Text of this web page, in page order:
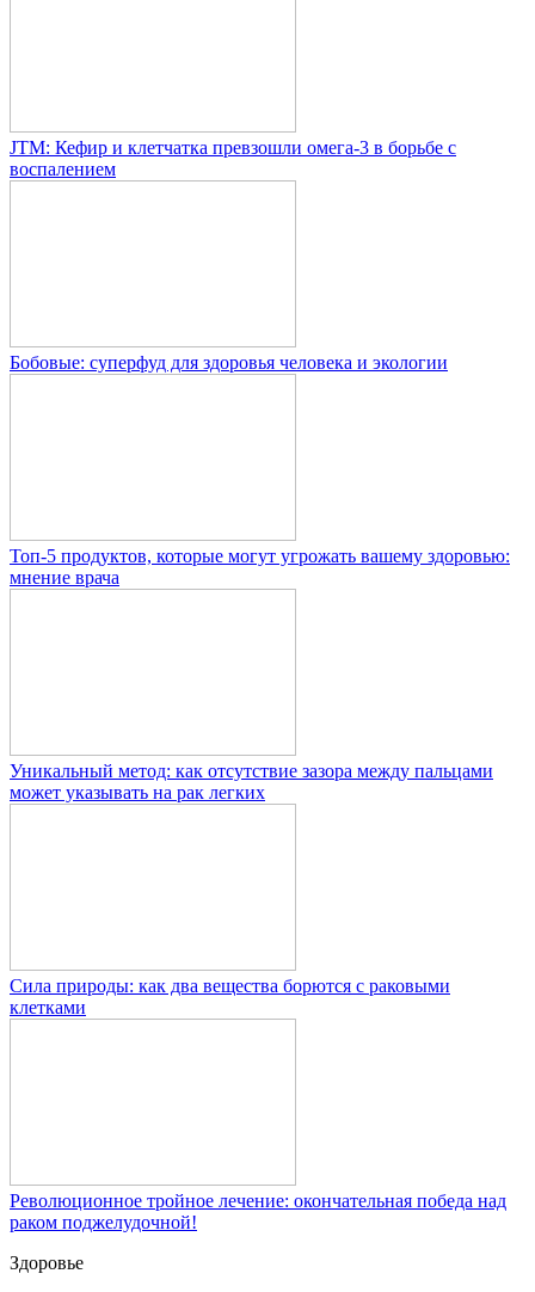
JTM: Кефир и клетчатка превзошли омега-3 в борьбе с
воспалением
Бобовые: суперфуд для здоровья человека и экологии
Топ-5 продуктов, которые могут угрожать вашему здоровью:
мнение врача
Уникальный метод: как отсутствие зазора между пальцами
может указывать на рак легких
Сила природы: как два вещества борются с раковыми
клетками
Революционное тройное лечение: окончательная победа над
раком поджелудочной!
Здоровье